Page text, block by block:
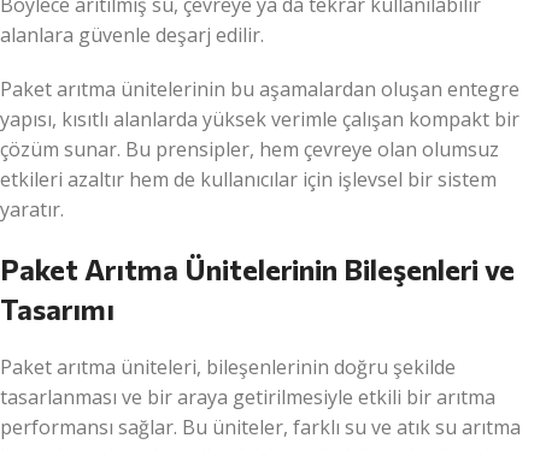
alanlara güvenle deşarj edilir.
Paket arıtma ünitelerinin bu aşamalardan oluşan entegre
yapısı, kısıtlı alanlarda yüksek verimle çalışan kompakt bir
çözüm sunar. Bu prensipler, hem çevreye olan olumsuz
etkileri azaltır hem de kullanıcılar için işlevsel bir sistem
yaratır.
Paket Arıtma Ünitelerinin Bileşenleri ve
Tasarımı
Paket arıtma üniteleri, bileşenlerinin doğru şekilde
tasarlanması ve bir araya getirilmesiyle etkili bir arıtma
performansı sağlar. Bu üniteler, farklı su ve atık su arıtma